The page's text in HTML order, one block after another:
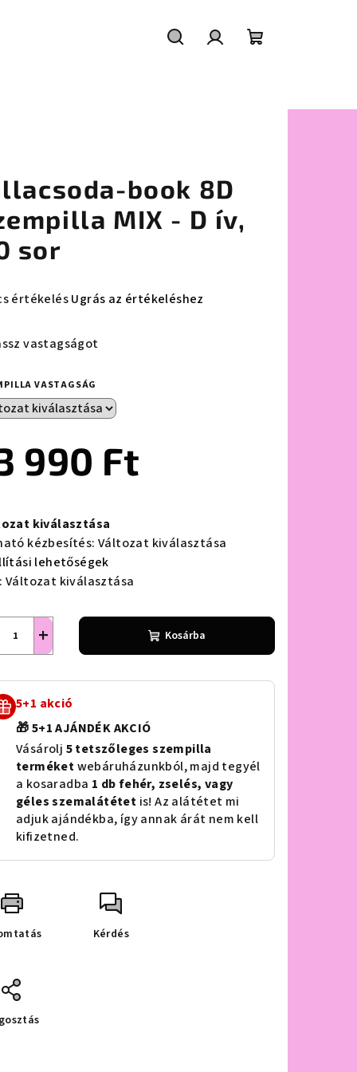
book 8D
MIX - D ív,
sor
értékelésUgrás az értékeléshez
vastagságot
VASTAGSÁG
990 Ft
kiválasztása
kézbesítés: Változat kiválasztása
lehetőségek
Változat kiválasztása
+ Kosárba
5+1 akció
🎁 5+1 AJÁNDÉK AKCIÓ
Vásárolj 5 tetszőleges szempilla
terméketwebáruházunkból, majd tegyél
a kosaradba 1 db fehér, zselés, vagy
géles szemalátétet is! Az alátétet mi
adjuk ajándékba, így annak árát nem kell
kifizetned.
Kérdés